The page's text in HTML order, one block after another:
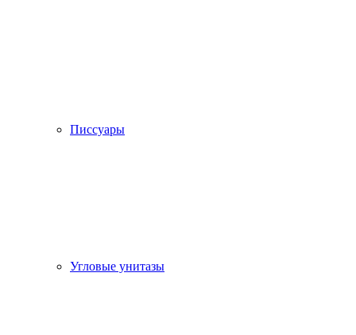
Писсуары
Угловые унитазы